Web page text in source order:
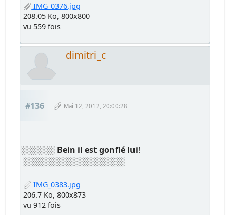
IMG_0376.jpg
208.05 Ko, 800x800
vu 559 fois
dimitri_c
#136 Mai 12, 2012, 20:00:28
░░░░░░Bein il est gonflé lui!
░░░░░░░░░░░░░░░░░░
IMG_0383.jpg
206.7 Ko, 800x873
vu 912 fois